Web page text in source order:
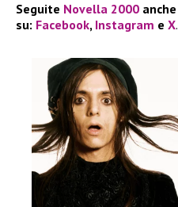
Seguite Novella 2000 anche
su: Facebook, Instagram e X.